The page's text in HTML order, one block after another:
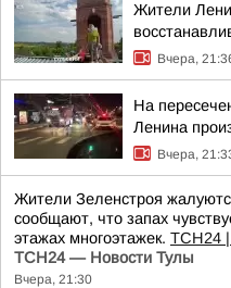
Жители
Вчера,
На
Ленина
Вчера,
Жители Зеленстроя
сообщают, что запах
этажах многоэтажек. ТСН24
ТСН24 — Новости Тулы
Вчера, 21:30